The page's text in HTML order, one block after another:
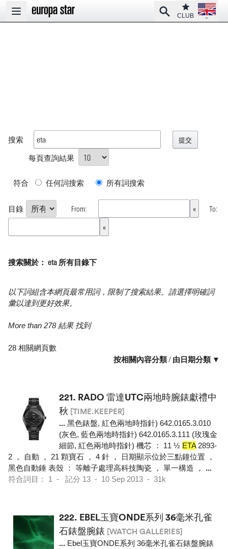
Open main menu
SearchClub
CLUB
Open
搜索
每頁查詢結果
符合 任何詞搜索 所有詞搜索
目錄 From: To:
搜索關於： eta 所有目錄下
以下詞組含本網頁最常用詞，限制了搜索結果。請選擇明確詞
彙以達到更好效果。
More than 278 結果 找到
28 相關網頁數
按相關內容分類/ 由日期分類 ▼
221. RADO 雷達UTC兩地時腕錶獻禮中
秋 [TIME.KEEPER]
... 黑色錶盤, 紅色兩地時指針) 642.0165.3.010
(灰色, 藍色兩地時指針) 642.0165.3.111 (玫瑰金
細節, 紅色兩地時指針) 機芯 ： 11 ½ ETA2893-
2 ， 自動 ， 21 顆寶石 ， 4 針 ， 日期顯示位於三點鐘位置 ，
黑色自動錘 表殼 ： 等離子處理高科技陶瓷 ， 單一構造 ， ...
符合詞目： 1 - 記分 13 - 10 Sep 2013 - 31k
222. EBEL玉寶ONDE系列 36毫米孔雀
石錶盤腕錶 [WATCH GALLERIES]
... Ebel玉寶ONDE系列 36毫米孔雀石錶盤腕錶